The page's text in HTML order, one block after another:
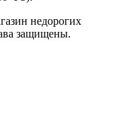
недорогих
защищены.